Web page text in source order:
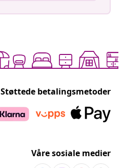
Støttede betalingsmetoder
Våre sosiale medier